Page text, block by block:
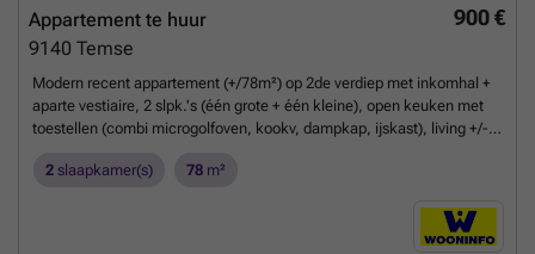
900 €
Appartement te huur
9140 Temse
Modern recent appartement (+/78m²) op 2de verdiep met inkomhal +
aparte vestiaire, 2 slpk.'s (één grote + één kleine), open keuken met
toestellen (combi microgolfoven, kookv, dampkap, ijskast), living +/-
lavabomeubel in wengé hout, kleine berging/wasplaats, privé-terras
"professionele schilderwerken" van alle ruimtes door eigenaar
Huurprijs: 900€ + 35€ syndic/servicekosten = 935€/m syndic: incl.
2 slaapkamer(s) 78 m²